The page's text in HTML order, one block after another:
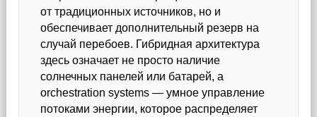
от традиционных источников, но и
обеспечивает дополнительный резерв на
случай перебоев. Гибридная архитектура
здесь означает не просто наличие
солнечных панелей или батарей, а
orchestration systems — умное управление
потоками энергии, которое распределяет